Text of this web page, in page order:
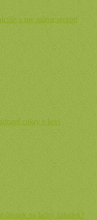
a my máme recept!
cukry v krvi
česnek na lačný žaludek?